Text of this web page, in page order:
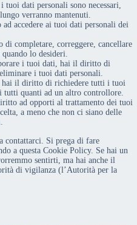
dati personali sono necessari,
verranno mantenuti.
accedere ai tuoi dati personali dei
completare, correggere, cancellare
lo desideri.
i tuoi dati, hai il diritto di
i tuoi dati personali.
il diritto di richiedere tutti i tuoi
quanti ad un altro controllore.
ad opporti al trattamento dei tuoi
a meno che non ci siano delle
contattarci. Si prega di fare
a questa Cookie Policy. Se hai un
sentirti, ma hai anche il
di vigilanza (l’Autorità per la